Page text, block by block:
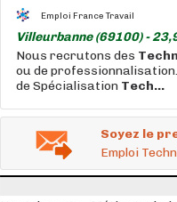
Emploi France Travail
Villeurbanne (69100) -
Nous recrutons des
ou de
de Spécialisation Tech...
Soyez le
Emploi